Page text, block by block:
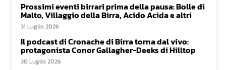
Prossimi eventi birrari prima della pausa: Bolle di
Malto, Villaggio della Birra, Acido Acida e altri
31 Luglio 2026
Il podcast di Cronache di Birra torna dal vivo:
protagonista Conor Gallagher-Deeks di Hilltop
30 Luglio 2026